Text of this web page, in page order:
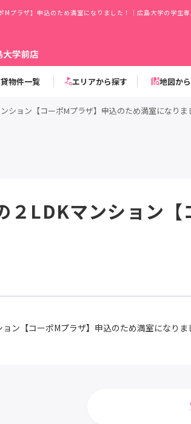
プラザ】申込のため満室になりました！｜広島大学の学生
物件一覧 エリアから探す 地図か
ション【コーポMプラザ】申込のため満室になりま
２LDKマンション
ン【コーポMプラザ】申込のため満室になりま